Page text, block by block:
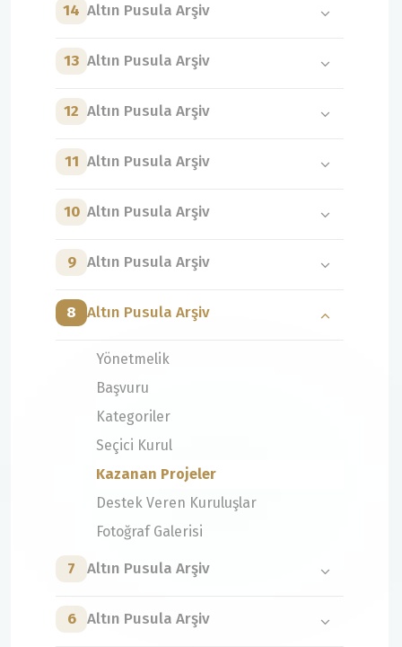
14 Altın Pusula Arşiv
13 Altın Pusula Arşiv
12 Altın Pusula Arşiv
11 Altın Pusula Arşiv
10 Altın Pusula Arşiv
9 Altın Pusula Arşiv
8 Altın Pusula Arşiv
Yönetmelik
Başvuru
Kategoriler
Seçici Kurul
Kazanan Projeler
Destek Veren Kuruluşlar
Fotoğraf Galerisi
7 Altın Pusula Arşiv
6 Altın Pusula Arşiv